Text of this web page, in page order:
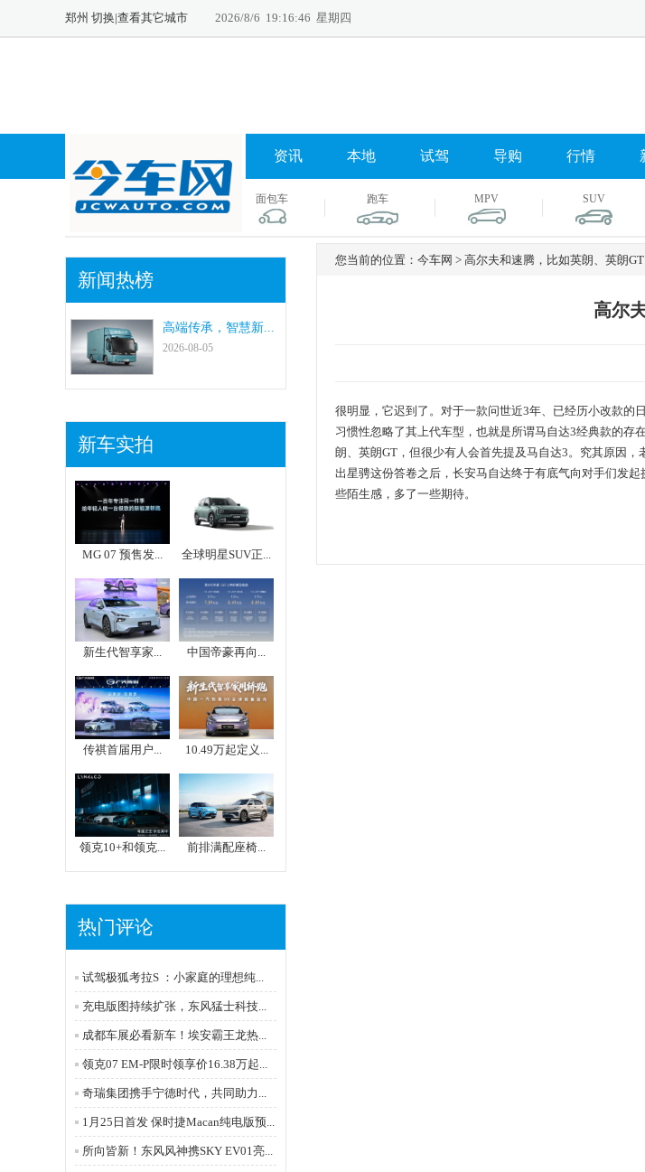
郑州 切换|查看其它城市 2026/8/6 19:16:47 星期四
资讯 本地 试驾 导购 行情
SUV
MPV
跑车
面包车
新闻热榜
高端传承，智慧新...
2026-08-05
新车实拍
MG 07 预售发... 全球明星SUV正...
新生代智享家... 中国帝豪再向...
传祺首届用户... 10.49万起定义...
领克10+和领克... 前排满配座椅...
热门评论
试驾极狐考拉S ：小家庭的理想纯...
充电版图持续扩张，东风猛士科技...
成都车展必看新车！埃安霸王龙热...
领克07 EM-P限时领享价16.38万起...
奇瑞集团携手宁德时代，共同助力...
1月25日首发 保时捷Macan纯电版预...
所向皆新！东风风神携SKY EV01亮...
您当前的位置：今车网 > 高尔夫和速腾，比如英朗、英朗GT
高尔
很明显，它迟到了。对于一款问世近3年、已经历小改款的
习惯性忽略了其上代车型，也就是所谓马自达3经典款的
朗、英朗GT，但很少有人会首先提及马自达3。究其原因
出星骋这份答卷之后，长安马自达终于有底气向对手们发
些陌生感，多了一些期待。